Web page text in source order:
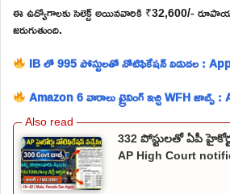
ఈ ఉద్యోగాలకు సెలెక్ట్ అయినవారికి ₹32,600/-
జరుగుతుంది.
IB లో 995 పోస్టులతో నోటిఫికేషన్ విడుదల :
Amazon 6 వారాలు ట్రైనింగ్ ఇచ్చి WFH జాబ్స్
332 పోస్టులతో ఏపీ
AP High Court